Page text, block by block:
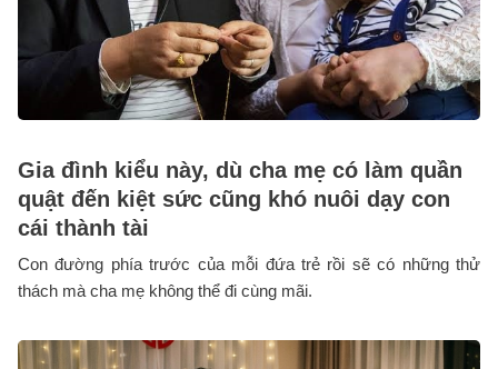
Gia đình kiểu này, dù cha mẹ có làm quần
quật đến kiệt sức cũng khó nuôi dạy con
cái thành tài
Con đường phía trước của mỗi đứa trẻ rồi sẽ có những thử
thách mà cha mẹ không thể đi cùng mãi.